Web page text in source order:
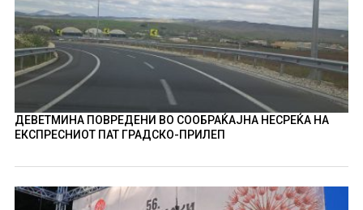
ДЕВЕТМИНА ПОВРЕДЕНИ ВО СООБРАЌАЈНА НЕСРЕЌА НА
ЕКСПРЕСНИОТ ПАТ ГРАДСКО-ПРИЛЕП